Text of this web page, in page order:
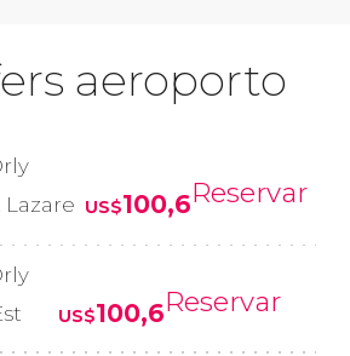
aeroporto
Lazare US$100,6Reservar
US$100,6Reservar